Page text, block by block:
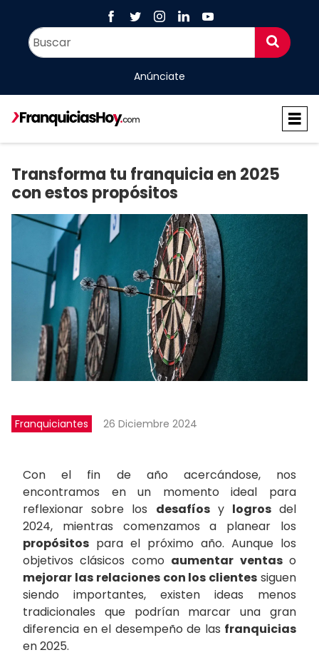
Anúnciate
Transforma tu franquicia en 2025
con estos propósitos
Franquiciantes 26 Diciembre 2024
Con el fin de año acercándose, nos
encontramos en un momento ideal para
reflexionar sobre los desafíosy logrosdel
2024, mientras comenzamos a planear los
propósitos para el próximo año. Aunque los
objetivos clásicos como aumentar ventaso
mejorar las relaciones con los clientes siguen
siendo importantes, existen ideas menos
tradicionales que podrían marcar una gran
diferencia en el desempeño de las franquicias
en 2025.